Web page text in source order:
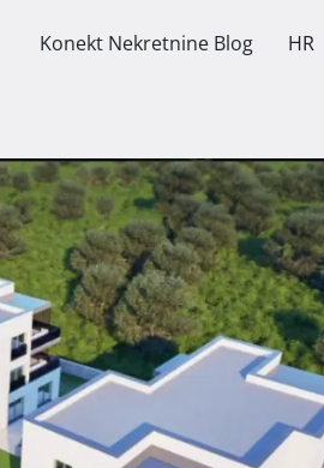
Konekt Nekretnine Blog HR